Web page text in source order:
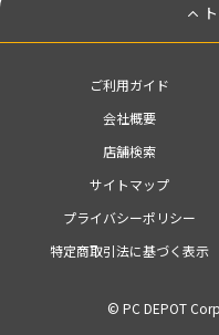
ご利用ガイド
会社概要
店舗検索
サイトマップ
プライバシーポリシー
特定商取引法に基づく表示
© PC DEPOT